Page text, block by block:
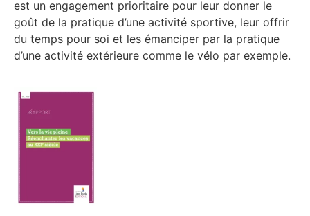
est un engagement prioritaire pour leur donner le
goût de la pratique d’une activité sportive, leur offrir
du temps pour soi et les émanciper par la pratique
d’une activité extérieure comme le vélo par exemple.